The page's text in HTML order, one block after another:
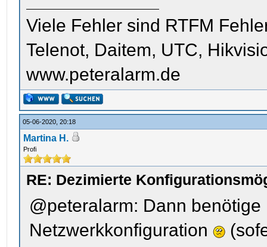
Viele Fehler sind RTFM
Telenot, Daitem, UTC,
www.peteralarm.de
05-06-2020, 20:18
Martina H.
Profi
RE: Dezimierte
@peteralarm: Dann
Netzwerkkonfiguration